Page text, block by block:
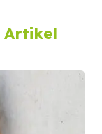
Artikel